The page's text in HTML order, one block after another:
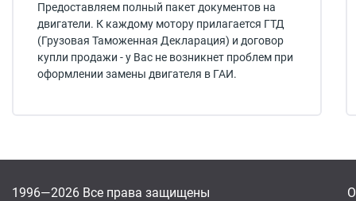
Предоставляем полный пакет документов на
двигатели. К каждому мотору прилагается ГТД
(Грузовая Таможенная Декларация) и договор
купли продажи - у Вас не возникнет проблем при
оформлении замены двигателя в ГАИ.
1996—2026 Все права защищены